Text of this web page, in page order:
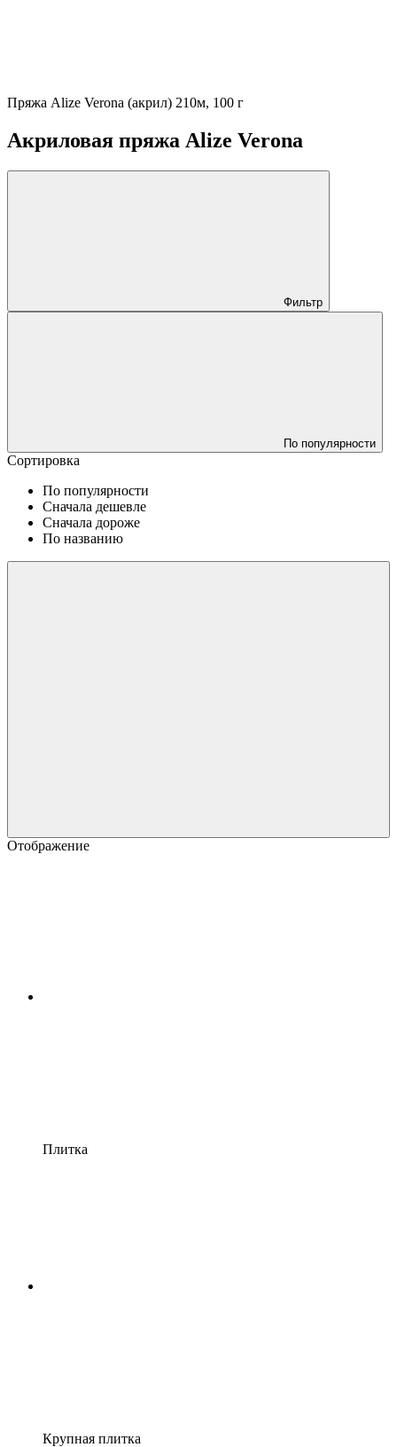
Пряжа Alize Verona (акрил) 210м, 100 г
Акриловая пряжа Alize Verona
Фильтр
По популярности
Сортировка
По популярности
Сначала дешевле
Сначала дороже
По названию
Отображение
Плитка
Крупная плитка